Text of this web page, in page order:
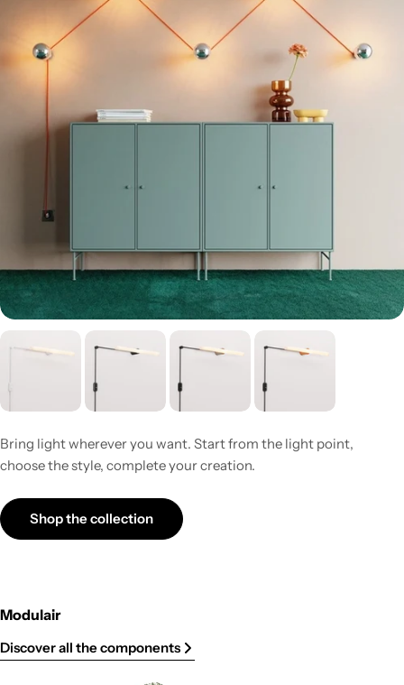
Bring light wherever you want. Start from the light point,
choose the style, complete your creation.
Shop the collection
Modulair
Discover all the components